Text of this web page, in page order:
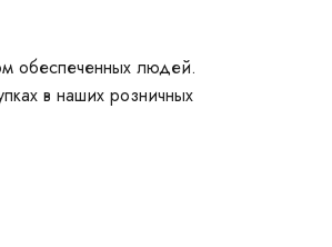
обеспеченных людей.
в наших розничных